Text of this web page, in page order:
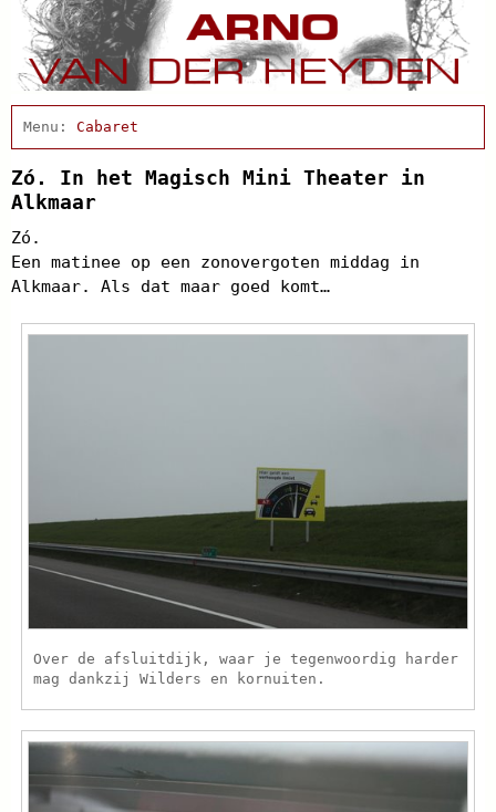
Home
Afscheidsbijeenkomst
Condoleance
Actueel
Cabaret
Clips
Discografie
Projecten
Biografie
Zó. In het Magisch Mini Theater in
Alkmaar
Zó.
Een matinee op een zonovergoten middag in
Alkmaar. Als dat maar goed komt…
Over de afsluitdijk, waar je tegenwoordig harder
mag dankzij Wilders en kornuiten.